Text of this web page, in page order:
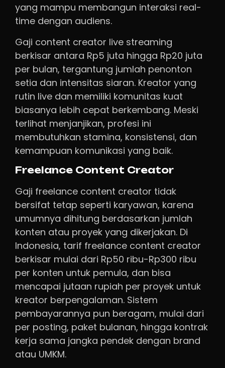
yang mampu membangun interaksi real-
time dengan audiens.
Gaji content creator live streaming
berkisar antara Rp5 juta hingga Rp20 juta
per bulan, tergantung jumlah penonton
setia dan intensitas siaran. Kreator yang
rutin live dan memiliki komunitas kuat
biasanya lebih cepat berkembang. Meski
terlihat menjanjikan, profesi ini
membutuhkan stamina, konsistensi, dan
kemampuan komunikasi yang baik.
Freelance Content Creator
Gaji freelance content creator tidak
bersifat tetap seperti karyawan, karena
umumnya dihitung berdasarkan jumlah
konten atau proyek yang dikerjakan. Di
Indonesia, tarif freelance content creator
berkisar mulai dari Rp50 ribu-Rp300 ribu
per konten untuk pemula, dan bisa
mencapai jutaan rupiah per proyek untuk
kreator berpengalaman. Sistem
pembayarannya pun beragam, mulai dari
per posting, paket bulanan, hingga kontrak
kerja sama jangka pendek dengan brand
atau UMKM.